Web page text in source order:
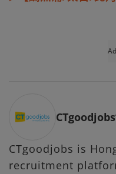
CTgoodjobs is
recruitment